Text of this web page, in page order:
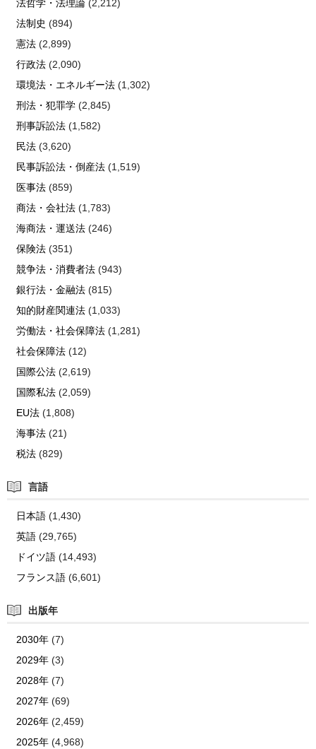
法哲学・法理論(2,212)
法制史 (894)
憲法(2,899)
行政法(2,090)
環境法・エネルギー法(1,302)
刑法・犯罪学(2,845)
刑事訴訟法(1,582)
民法(3,620)
民事訴訟法・倒産法(1,519)
医事法(859)
商法・会社法(1,783)
海商法・運送法(246)
保険法(351)
競争法・消費者法(943)
銀行法・金融法(815)
知的財産関連法(1,033)
労働法・社会保障法(1,281)
社会保障法(12)
国際公法(2,619)
国際私法(2,059)
EU法(1,808)
海事法(21)
税法(829)
言語
日本語(1,430)
英語(29,765)
ドイツ語(14,493)
フランス語(6,601)
出版年
2030年(7)
2029年(3)
2028年(7)
2027年(69)
2026年(2,459)
2025年(4,968)